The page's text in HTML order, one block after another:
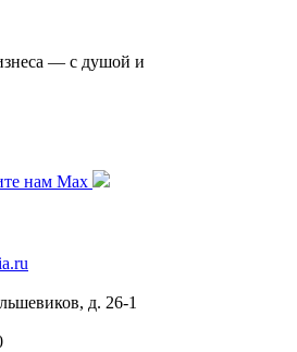
— с душой и
нам Max
д. 26-1